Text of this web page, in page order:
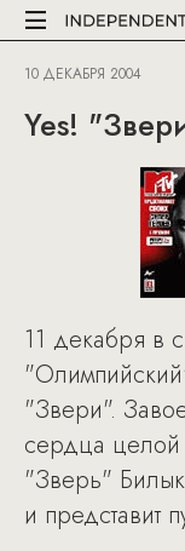
10 ДЕКАБРЯ 2004
Yes!
11 декабря в
"Звери".
сердца
"Зверь" Билык
и представит